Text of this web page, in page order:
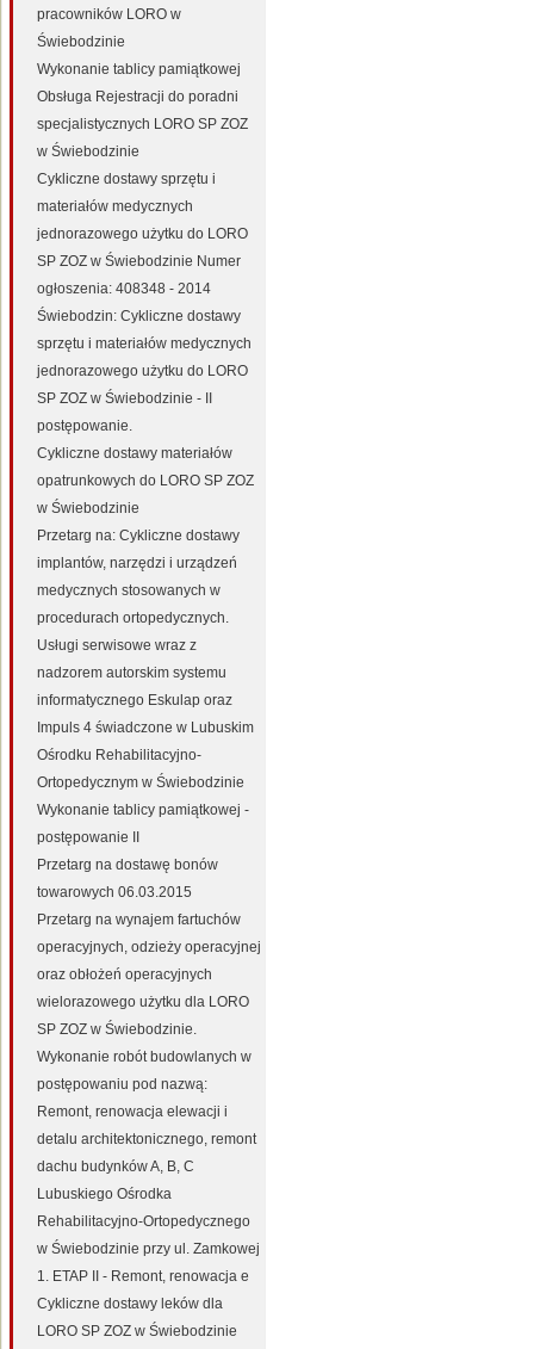
pracowników LORO w
Świebodzinie
Wykonanie tablicy pamiątkowej
Obsługa Rejestracji do poradni
specjalistycznych LORO SP ZOZ
w Świebodzinie
Cykliczne dostawy sprzętu i
materiałów medycznych
jednorazowego użytku do LORO
SP ZOZ w Świebodzinie Numer
ogłoszenia: 408348 - 2014
Świebodzin: Cykliczne dostawy
sprzętu i materiałów medycznych
jednorazowego użytku do LORO
SP ZOZ w Świebodzinie - II
postępowanie.
Cykliczne dostawy materiałów
opatrunkowych do LORO SP ZOZ
w Świebodzinie
Przetarg na: Cykliczne dostawy
implantów, narzędzi i urządzeń
medycznych stosowanych w
procedurach ortopedycznych.
Usługi serwisowe wraz z
nadzorem autorskim systemu
informatycznego Eskulap oraz
Impuls 4 świadczone w Lubuskim
Ośrodku Rehabilitacyjno-
Ortopedycznym w Świebodzinie
Wykonanie tablicy pamiątkowej -
postępowanie II
Przetarg na dostawę bonów
towarowych 06.03.2015
Przetarg na wynajem fartuchów
operacyjnych, odzieży operacyjnej
oraz obłożeń operacyjnych
wielorazowego użytku dla LORO
SP ZOZ w Świebodzinie.
Wykonanie robót budowlanych w
postępowaniu pod nazwą:
Remont, renowacja elewacji i
detalu architektonicznego, remont
dachu budynków A, B, C
Lubuskiego Ośrodka
Rehabilitacyjno-Ortopedycznego
w Świebodzinie przy ul. Zamkowej
1. ETAP II - Remont, renowacja e
Cykliczne dostawy leków dla
LORO SP ZOZ w Świebodzinie